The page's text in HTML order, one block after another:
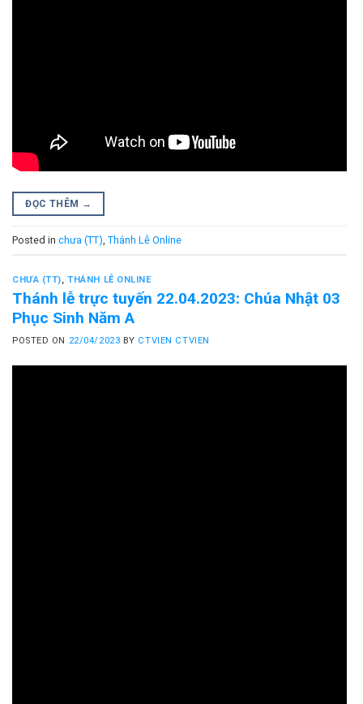
ĐỌC THÊM →
Posted in chưa (TT) Thánh Lễ Online
CHƯA (TT),THÁNH LỄ ONLINE
Thánh lễ trực tuyến 22.04.2023: Chúa Nhật 03
Phục Sinh Năm A
POSTED ON 22/04/2023 BY CTVIEN CTVIEN